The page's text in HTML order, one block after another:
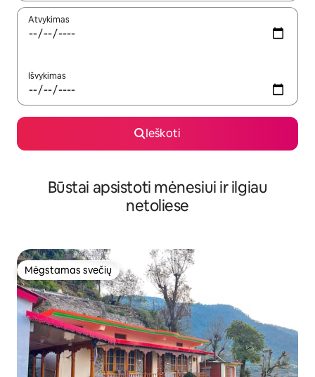
Atvykimas
Išvykimas
Ieškoti
Būstai apsistoti mėnesiui ir ilgiau
netoliese
Mėgstamas svečių
Mėgstamas svečių